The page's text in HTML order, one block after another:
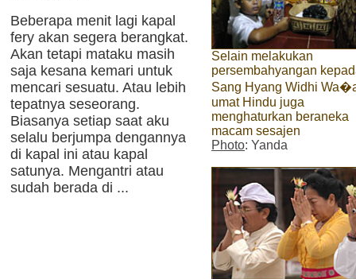
Beberapa menit lagi kapal
fery akan segera berangkat.
Akan tetapi mataku masih
saja kesana kemari untuk
mencari sesuatu. Atau lebih
tepatnya seseorang.
Biasanya setiap saat aku
selalu berjumpa dengannya
di kapal ini atau kapal
satunya. Mengantri atau
sudah berada di ...
Selain melakukan
persembahyangan
Sang Hyang Widhi
umat Hindu juga
menghaturkan beraneka
macam sesajen
Photo: Yanda